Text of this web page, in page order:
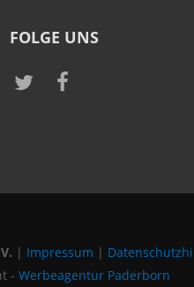
FOLGE UNS
| Impressum |
- Werbeagentur Paderborn